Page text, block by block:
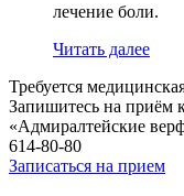
лечение боли.
Читать далее
Требуется
Запишитесь на приём
«Адмиралтейские
614-80-80
Записаться на прием